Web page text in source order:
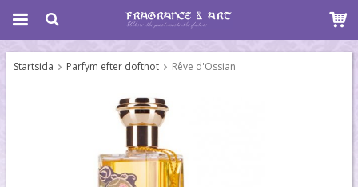
Startsida Parfym efter doftnot Rêve d'Ossian